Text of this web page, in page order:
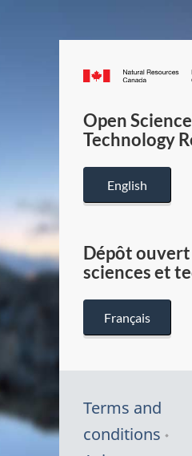
Open
Technology
English
Dépôt ouvert
sciences et
Français
Terms and
conditions